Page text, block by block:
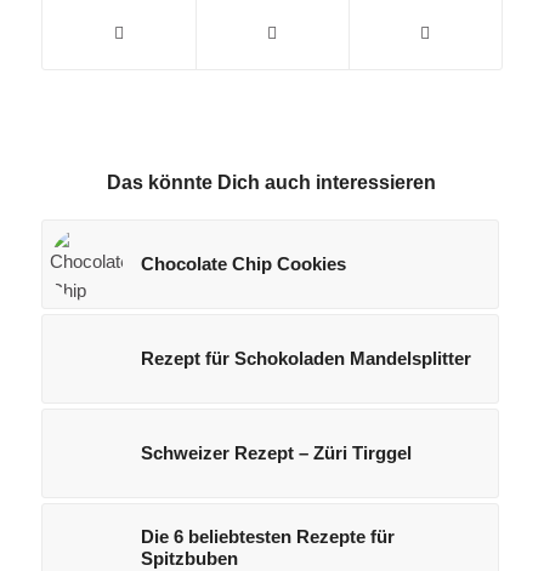
Das könnte Dich auch interessieren
Chocolate Chip Cookies
Rezept für Schokoladen Mandelsplitter
Schweizer Rezept – Züri Tirggel
Die 6 beliebtesten Rezepte für
Spitzbuben